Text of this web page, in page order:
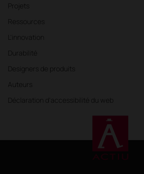
Projets
Ressources
L'innovation
Durabilité
Designers de produits
Auteurs
Déclaration d'accessibilité du web